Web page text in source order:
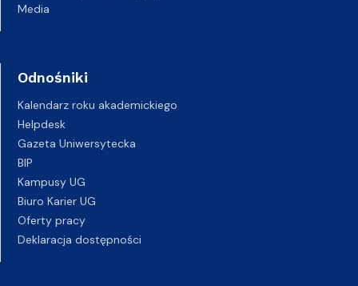
Media
Odnośniki
Kalendarz roku akademickiego
Helpdesk
Gazeta Uniwersytecka
BIP
Kampusy UG
Biuro Karier UG
Oferty pracy
Deklaracja dostępności